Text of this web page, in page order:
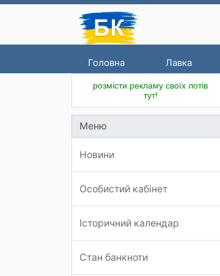
Головна Лавка
розмісти рекламу своїх лотів
тут!
Меню
Новини
Особистий кабінет
Історичний календар
Стан банкноти